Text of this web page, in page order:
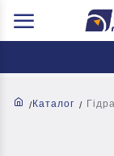
Каталог